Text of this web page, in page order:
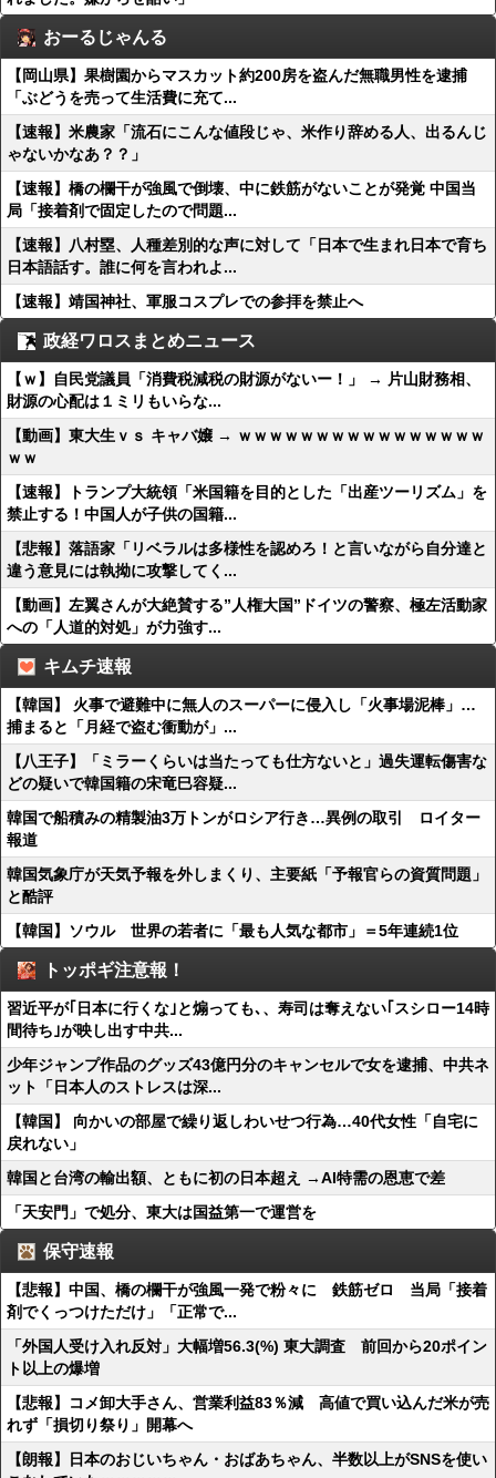
おーるじゃんる
【岡山県】果樹園からマスカット約200房を盗んだ無職男性を逮捕
「ぶどうを売って生活費に充て...
【速報】米農家「流石にこんな値段じゃ、米作り辞める人、出るんじ
ゃないかなあ？？」
【速報】橋の欄干が強風で倒壊、中に鉄筋がないことが発覚 中国当
局「接着剤で固定したので問題...
【速報】八村塁、人種差別的な声に対して「日本で生まれ日本で育ち
日本語話す。誰に何を言われよ...
【速報】靖国神社、軍服コスプレでの参拝を禁止へ
政経ワロスまとめニュース
【ｗ】自民党議員「消費税減税の財源がないー！」 → 片山財務相、
財源の心配は１ミリもいらな...
【動画】東大生ｖｓ キャバ嬢 → ｗｗｗｗｗｗｗｗｗｗｗｗｗｗｗｗ
ｗｗ
【速報】トランプ大統領「米国籍を目的とした「出産ツーリズム」を
禁止する！中国人が子供の国籍...
【悲報】落語家「リベラルは多様性を認めろ！と言いながら自分達と
違う意見には執拗に攻撃してく...
【動画】左翼さんが大絶賛する”人権大国”ドイツの警察、極左活動家
への「人道的対処」が力強す...
キムチ速報
【韓国】 火事で避難中に無人のスーパーに侵入し「火事場泥棒」…
捕まると「月経で盗む衝動が」...
【八王子】「ミラーくらいは当たっても仕方ないと」過失運転傷害な
どの疑いで韓国籍の宋竜巳容疑...
韓国で船積みの精製油3万トンがロシア行き…異例の取引 ロイター
報道
韓国気象庁が天気予報を外しまくり、主要紙「予報官らの資質問題」
と酷評
【韓国】ソウル 世界の若者に「最も人気な都市」＝5年連続1位
トッポギ注意報！
習近平が｢日本に行くな｣と煽っても､、寿司は奪えない｢スシロー14時
間待ち｣が映し出す中共...
少年ジャンプ作品のグッズ43億円分のキャンセルで女を逮捕、中共ネ
ット「日本人のストレスは深...
【韓国】 向かいの部屋で繰り返しわいせつ行為…40代女性「自宅に
戻れない」
韓国と台湾の輸出額、ともに初の日本超え →AI特需の恩恵で差
「天安門」で処分、東大は国益第一で運営を
保守速報
【悲報】中国、橋の欄干が強風一発で粉々に 鉄筋ゼロ 当局「接着
剤でくっつけただけ」「正常で...
「外国人受け入れ反対」大幅増56.3(%) 東大調査 前回から20ポイン
ト以上の爆増
【悲報】コメ卸大手さん、営業利益83％減 高値で買い込んだ米が売
れず「損切り祭り」開幕へ
【朗報】日本のおじいちゃん・おばあちゃん、半数以上がSNSを使い